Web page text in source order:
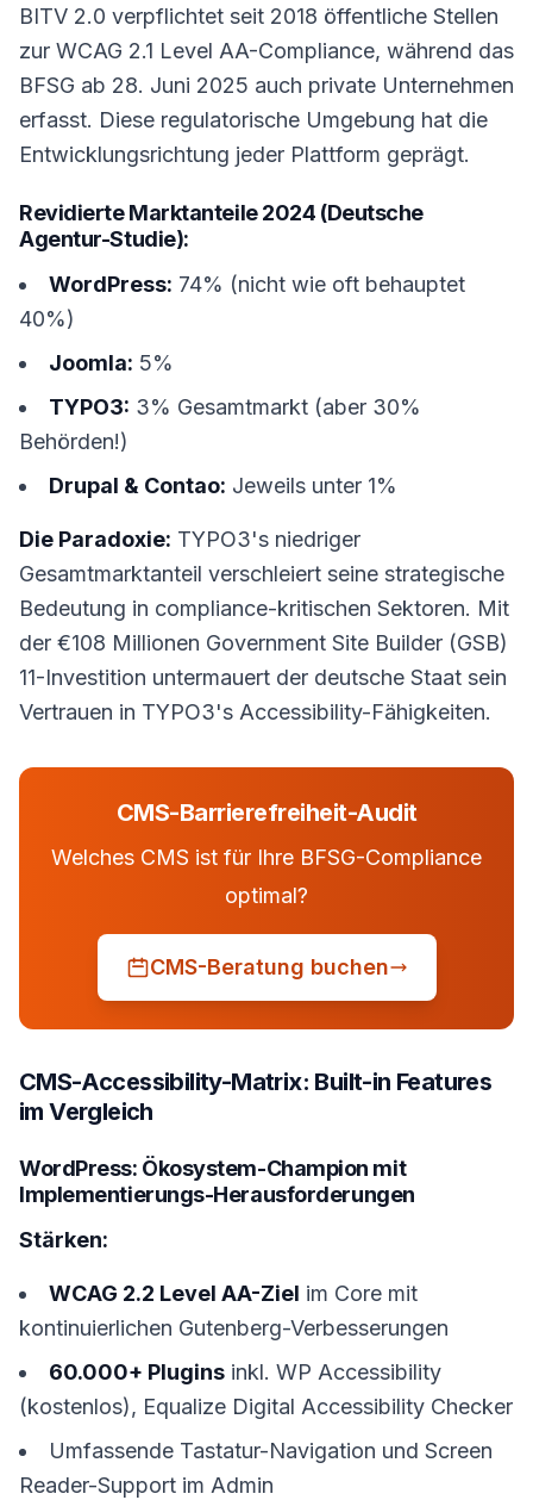
BITV 2.0 verpflichtet seit 2018 öffentliche Stellen
zur WCAG 2.1 Level AA-Compliance, während das
BFSG ab 28. Juni 2025 auch private Unternehmen
erfasst. Diese regulatorische Umgebung hat die
Entwicklungsrichtung jeder Plattform geprägt.
Revidierte Marktanteile 2024 (Deutsche
Agentur-Studie):
WordPress: 74% (nicht wie oft behauptet
40%)
Joomla: 5%
TYPO3: 3% Gesamtmarkt (aber 30%
Behörden!)
Drupal & Contao: Jeweils unter 1%
Die Paradoxie: TYPO3's niedriger
Gesamtmarktanteil verschleiert seine strategische
Bedeutung in compliance-kritischen Sektoren. Mit
der €108 Millionen Government Site Builder (GSB)
11-Investition untermauert der deutsche Staat sein
Vertrauen in TYPO3's Accessibility-Fähigkeiten.
CMS-Barrierefreiheit-Audit
Welches CMS ist für Ihre BFSG-Compliance
optimal?
CMS-Beratung buchen
CMS-Accessibility-Matrix: Built-in Features
im Vergleich
WordPress: Ökosystem-Champion mit
Implementierungs-Herausforderungen
Stärken:
WCAG 2.2 Level AA-Ziel im Core mit
kontinuierlichen Gutenberg-Verbesserungen
60.000+ Plugins inkl. WP Accessibility
(kostenlos), Equalize Digital Accessibility Checker
Umfassende Tastatur-Navigation und Screen
Reader-Support im Admin